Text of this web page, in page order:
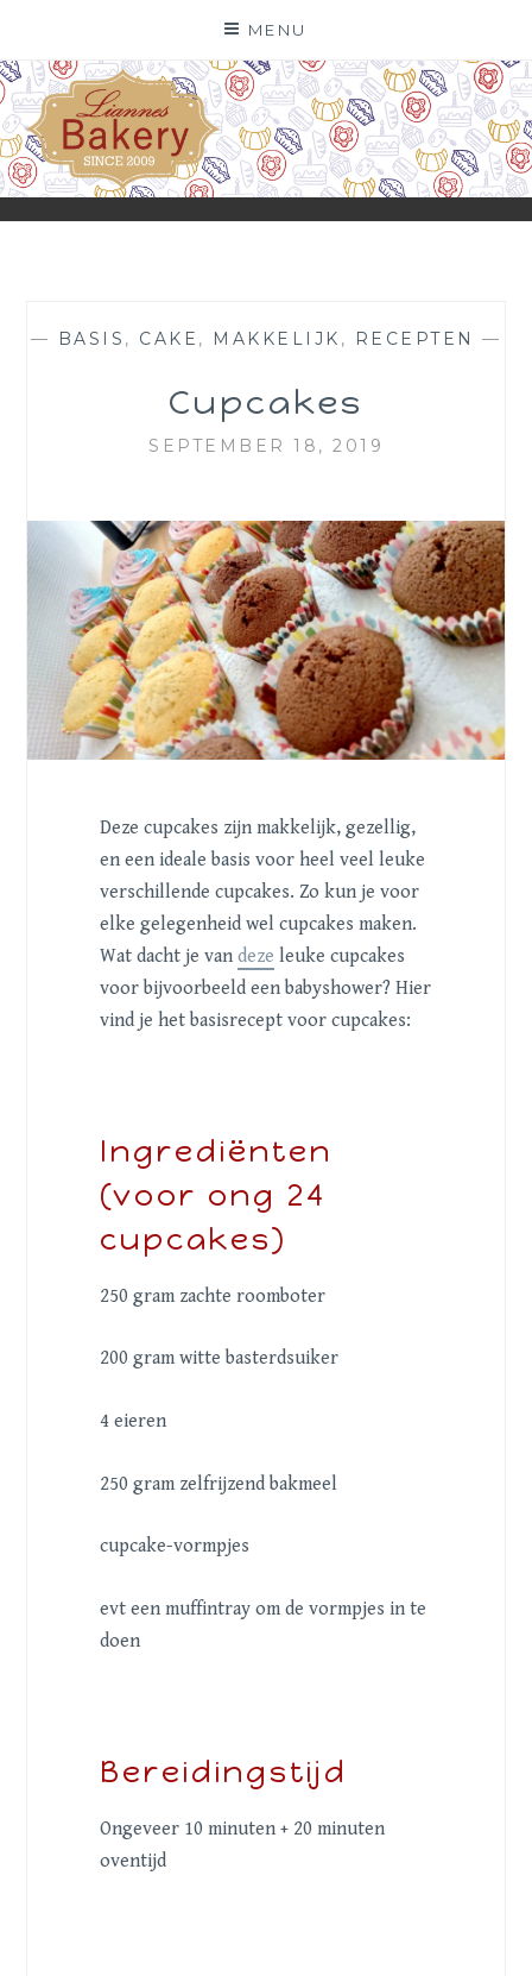
content
MENU
— BASIS , CAKE , MAKKELIJK , RECEPTEN —
Cupcakes
SEPTEMBER 18, 2019
Deze cupcakes zijn makkelijk, gezellig,
en een ideale basis voor heel veel leuke
verschillende cupcakes. Zo kun je voor
elke gelegenheid wel cupcakes maken.
Wat dacht je van deze leuke cupcakes
voor bijvoorbeeld een babyshower? Hier
vind je het basisrecept voor cupcakes:
Ingrediënten
(voor ong 24
cupcakes)
250 gram zachte roomboter
200 gram witte basterdsuiker
4 eieren
250 gram zelfrijzend bakmeel
cupcake-vormpjes
evt een muffintray om de vormpjes in te
doen
Bereidingstijd
Ongeveer 10 minuten + 20 minuten
oventijd